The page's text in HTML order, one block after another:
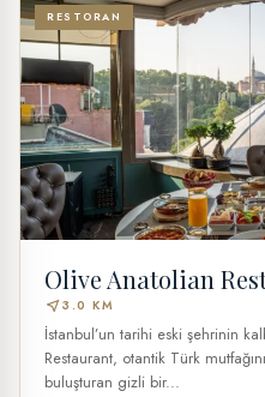
RESTORAN
Olive Anatolian
near_me3.0 KM
İstanbul’un tarihi eski şehrinin
Restaurant, otantik Türk
buluşturan gizli bir...